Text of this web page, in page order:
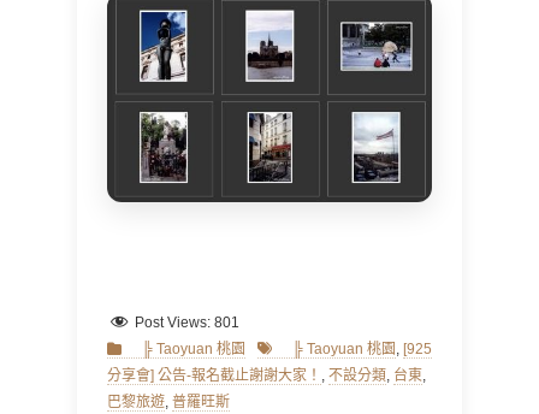
Post Views: 801
Categories
╠ Taoyuan 桃園 Tags ╠ Taoyuan 桃園 , [925
分享會] 公告-報名截止謝謝大家！ , 不設分類, 台東,
巴黎旅遊, 普羅旺斯